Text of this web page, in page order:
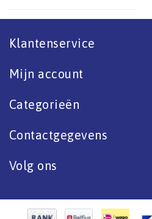
Klantenservice
Mijn account
Categorieën
Contactgegevens
Volg ons